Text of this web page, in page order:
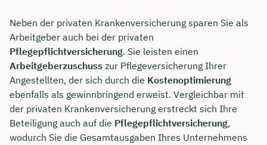
Neben der privaten Krankenversicherung sparen Sie als
Arbeitgeber auch bei der privaten
Pflegepflichtversicherung. Sie leisten einen
Arbeitgeberzuschuss zur Pflegeversicherung Ihrer
Angestellten, der sich durch die Kostenoptimierung
ebenfalls als gewinnbringend erweist. Vergleichbar mit
der privaten Krankenversicherung erstreckt sich Ihre
Beteiligung auch auf die Pflegepflichtversicherung,
wodurch Sie die Gesamtausgaben Ihres Unternehmens